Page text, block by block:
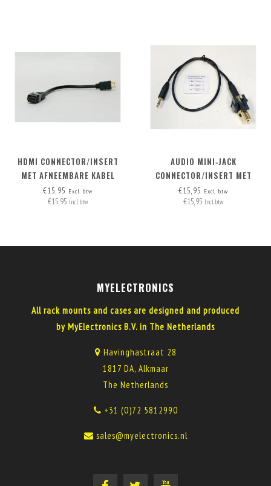
HDMI CONNECTOR/INSERT
MET AFNEEMBARE KABEL
HDMI-A>HDMI-A
€15,95 Excl. btw
€15,95 Incl. btw
AUDIO MINI‑JACK
CONNECTOR/INSERT MET
AFNEEMBARE KABEL
€15,95 Excl. btw
€15,95 Incl. btw
MYELECTRONICS
All rack mounts and cases are designed and produced
by MyElectronics B.V. in The Netherlands
Havinghastraat 28
1817 DA, Alkmaar
The Netherlands
+31 (0)72 5812990
sales@myelectronics.nl